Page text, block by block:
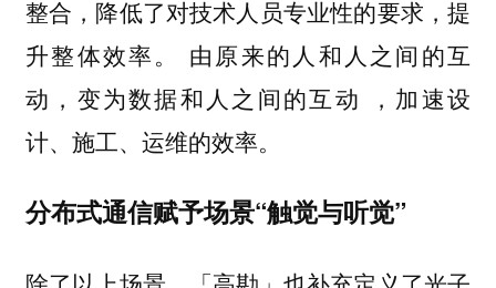
整合，降低了对技术人员专业性的要求，提
升整体效率。 由原来的人和人之间的互
动，变为数据和人之间的互动
，加速设
计、施工、运维的效率。
分布式通信赋予场景“触觉与听觉”